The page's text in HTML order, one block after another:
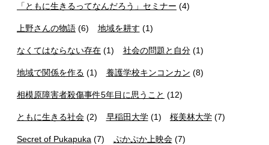
「ともに生きるってなんだろう」セミナー (4)
上野さんの物語 (6) 地域を耕す (1)
なくてはならない存在 (1) 社会の問題と自分(1)
地域で関係を作る (1) 養護学校キンコンカン (8)
相模原障害者殺傷事件5年目に思うこと (12)
ともに生きる社会 (2) 早稲田大学(1) 桜美林大学 (7)
Secret of Pukapuka (7) ぷかぷか上映会(7)